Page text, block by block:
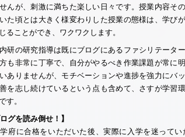
んが、刺激に満ちた楽しい日々です。授業内容そ
た頃とは大きく様変わりした授業の態様は、学び
ることができ、ワクワクします。
研の研究指導は既にブログにあるファシリテータ
も非常に丁寧で、自分がやるべき作業課題が常に
ありませんが、モチベーションや進捗を強力にバ
を志し続けているという点も含めて、さすが学習
す。
グを読み倒せ！】
府に合格をいただいた後、実際に入学を迷って